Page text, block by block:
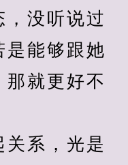
，没听说过
是能够跟她
就更好不
系，光是